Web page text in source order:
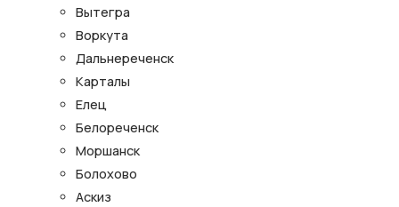
Вытегра
Воркута
Дальнереченск
Карталы
Елец
Белореченск
Моршанск
Болохово
Аскиз